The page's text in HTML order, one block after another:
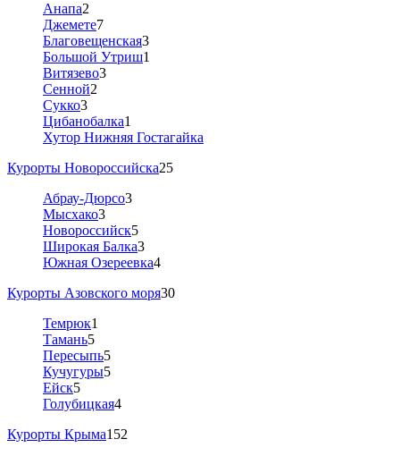
Анапа2
Джемете7
Благовещенская3
Большой Утриш1
Витязево3
Сенной2
Сукко3
Цибанобалка1
Хутор Нижняя Гостагайка
Курорты Новороссийска25
Абрау-Дюрсо3
Мысхако3
Новороссийск5
Широкая Балка3
Южная Озереевка4
Курорты Азовского моря30
Темрюк1
Тамань5
Пересыпь5
Кучугуры5
Ейск5
Голубицкая4
Курорты Крыма152